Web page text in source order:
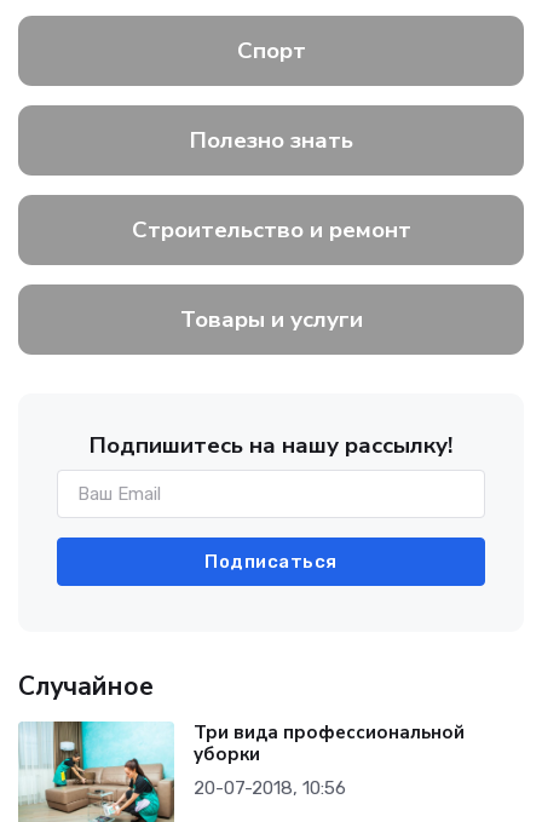
Спорт
Полезно знать
Строительство и ремонт
Товары и услуги
Подпишитесь на нашу рассылку!
Подписаться
Случайное
Три вида профессиональной
уборки
20-07-2018, 10:56